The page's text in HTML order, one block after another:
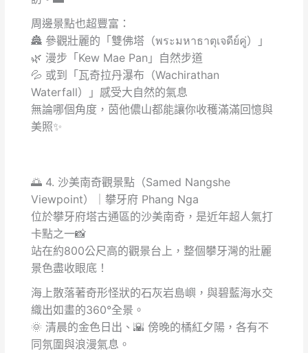
周邊景點也超豐富：
🏯 參觀壯麗的「雙佛塔（พระมหาธาตุเจดีย์คู่）」
🌿 漫步「Kew Mae Pan」自然步道
💦 或到「瓦奇拉丹瀑布（Wachirathan
Waterfall）」感受大自然的氣息
無論哪個角度，茵他儂山都能讓你收穫滿滿回憶與
美照✨
🌅 4. 沙美南奇觀景點（Samed Nangshe
Viewpoint）｜攀牙府 Phang Nga
位於攀牙府塔古通區的沙美南奇，是近年超人氣打
卡點之一📸
站在約800公尺高的觀景台上，整個攀牙灣的壯麗
景色盡收眼底！
海上散落著奇形怪狀的石灰岩島嶼，與碧藍海水交
織出如畫的360°全景。
🌞 清晨的金色日出、🌇 傍晚的橘紅夕陽，各有不
同氛圍與浪漫氣息。